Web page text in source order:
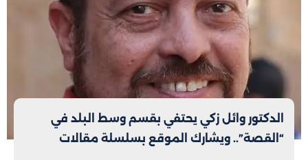
الدكتور وائل زكي يحتفي بقسم وسط البلد في
“القصة”.. ويشارك الموقع بسلسلة مقالات